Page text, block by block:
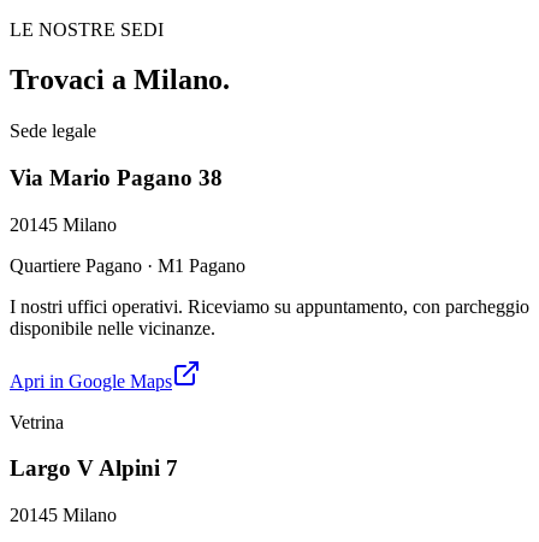
LE NOSTRE SEDI
Trovaci a Milano.
Sede legale
Via Mario Pagano 38
20145 Milano
Quartiere Pagano · M1 Pagano
I nostri uffici operativi. Riceviamo su appuntamento, con parcheggio
disponibile nelle vicinanze.
Apri in Google Maps
Vetrina
Largo V Alpini 7
20145 Milano